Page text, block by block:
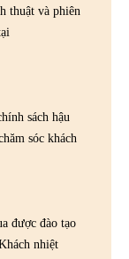
thuật và phiên
sách hậu
sóc khách
được đào tạo
nhiệt